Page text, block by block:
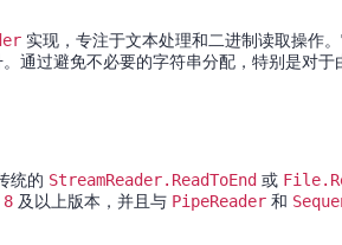
实现，专注于文本处理和二进制读取操作
通过避免不必要的字符串分配，特别是对于
统的 StreamReader.ReadToEnd 或
8 及以上版本，并且与 PipeReader 和